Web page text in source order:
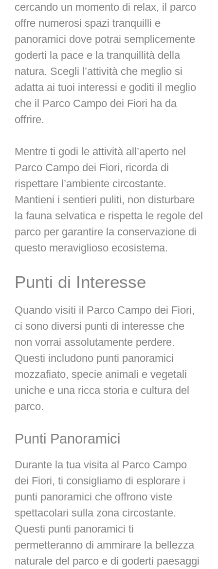
cercando un momento di relax, il parco
offre numerosi spazi tranquilli e
panoramici dove potrai semplicemente
goderti la pace e la tranquillità della
natura. Scegli l’attività che meglio si
adatta ai tuoi interessi e goditi il ​​meglio
che il Parco Campo dei Fiori ha da
offrire.
Mentre ti godi le attività all’aperto nel
Parco Campo dei Fiori, ricorda di
rispettare l’ambiente circostante.
Mantieni i sentieri puliti, non disturbare
la fauna selvatica e rispetta le regole del
parco per garantire la conservazione di
questo meraviglioso ecosistema.
Punti di Interesse
Quando visiti il Parco Campo dei Fiori,
ci sono diversi punti di interesse che
non vorrai assolutamente perdere.
Questi includono punti panoramici
mozzafiato, specie animali e vegetali
uniche e una ricca storia e cultura del
parco.
Punti Panoramici
Durante la tua visita al Parco Campo
dei Fiori, ti consigliamo di esplorare i
punti panoramici che offrono viste
spettacolari sulla zona circostante.
Questi punti panoramici ti
permetteranno di ammirare la bellezza
naturale del parco e di goderti paesaggi